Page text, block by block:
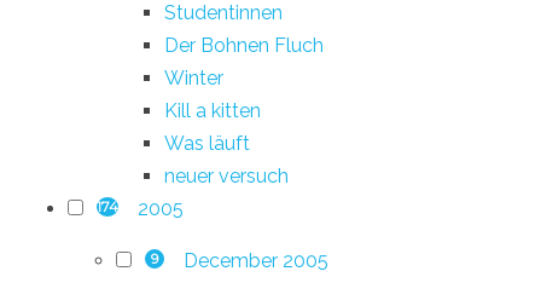
Studentinnen
Der Bohnen Fluch
Winter
Kill a kitten
Was läuft
neuer versuch
174 2005
9 December 2005